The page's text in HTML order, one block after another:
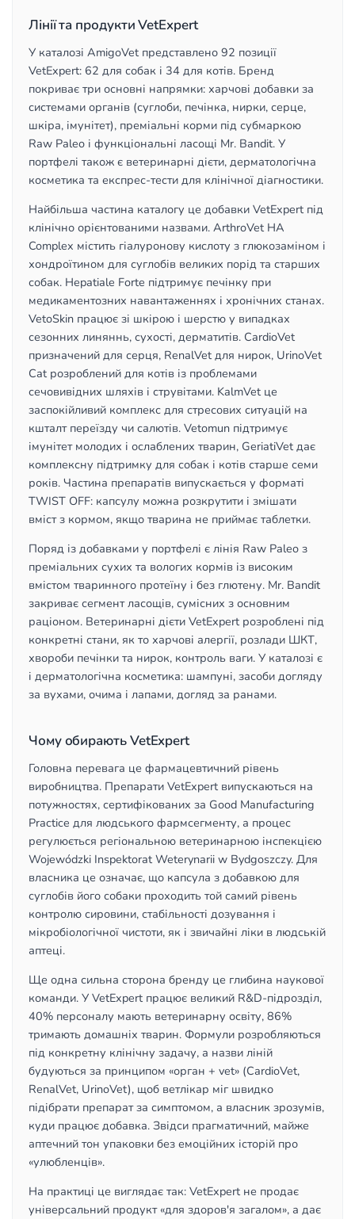
Лінії та продукти VetExpert
У каталозі AmigoVet представлено 92 позиції
VetExpert: 62 для собак і 34 для котів. Бренд
покриває три основні напрямки: харчові добавки за
системами органів (суглоби, печінка, нирки, серце,
шкіра, імунітет), преміальні корми під субмаркою
Raw Paleo і функціональні ласощі Mr. Bandit. У
портфелі також є ветеринарні дієти, дерматологічна
косметика та експрес-тести для клінічної діагностики.
Найбільша частина каталогу це добавки VetExpert під
клінічно орієнтованими назвами. ArthroVet HA
Complex містить гіалуронову кислоту з глюкозаміном і
хондроїтином для суглобів великих порід та старших
собак. Hepatiale Forte підтримує печінку при
медикаментозних навантаженнях і хронічних станах.
VetoSkin працює зі шкірою і шерстю у випадках
сезонних линяннь, сухості, дерматитів. CardioVet
призначений для серця, RenalVet для нирок, UrinoVet
Cat розроблений для котів із проблемами
сечовивідних шляхів і струвітами. KalmVet це
заспокійливий комплекс для стресових ситуацій на
кшталт переїзду чи салютів. Vetomun підтримує
імунітет молодих і ослаблених тварин, GeriatiVet дає
комплексну підтримку для собак і котів старше семи
років. Частина препаратів випускається у форматі
TWIST OFF: капсулу можна розкрутити і змішати
вміст з кормом, якщо тварина не приймає таблетки.
Поряд із добавками у портфелі є лінія Raw Paleo з
преміальних сухих та вологих кормів із високим
вмістом тваринного протеїну і без глютену. Mr. Bandit
закриває сегмент ласощів, сумісних з основним
раціоном. Ветеринарні дієти VetExpert розроблені під
конкретні стани, як то харчові алергії, розлади ШКТ,
хвороби печінки та нирок, контроль ваги. У каталозі є
і дерматологічна косметика: шампуні, засоби догляду
за вухами, очима і лапами, догляд за ранами.
Чому обирають VetExpert
Головна перевага це фармацевтичний рівень
виробництва. Препарати VetExpert випускаються на
потужностях, сертифікованих за Good Manufacturing
Practice для людського фармсегменту, а процес
регулюється регіональною ветеринарною інспекцією
Wojewódzki Inspektorat Weterynarii w Bydgoszczy. Для
власника це означає, що капсула з добавкою для
суглобів його собаки проходить той самий рівень
контролю сировини, стабільності дозування і
мікробіологічної чистоти, як і звичайні ліки в людській
аптеці.
Ще одна сильна сторона бренду це глибина наукової
команди. У VetExpert працює великий R&D-підрозділ,
40% персоналу мають ветеринарну освіту, 86%
тримають домашніх тварин. Формули розробляються
під конкретну клінічну задачу, а назви ліній
будуються за принципом «орган + vet» (CardioVet,
RenalVet, UrinoVet), щоб ветлікар міг швидко
підібрати препарат за симптомом, а власник зрозумів,
куди працює добавка. Звідси прагматичний, майже
аптечний тон упаковки без емоційних історій про
«улюбленців».
На практиці це виглядає так: VetExpert не продає
універсальний продукт «для здоров'я загалом», а дає